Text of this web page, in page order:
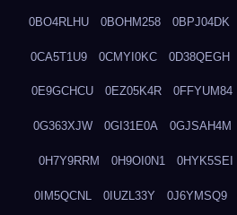
0BO4RLHU 0BOHM258 0BPJ04DK
0CA5T1U9 0CMYI0KC 0D38QEGH
0E9GCHCU 0EZ05K4R 0FFYUM84
0G363XJW 0GI31E0A 0GJSAH4M
0H7Y9RRM 0H9OI0N1 0HYK5SEI
0IM5QCNL 0IUZL33Y 0J6YMSQ9